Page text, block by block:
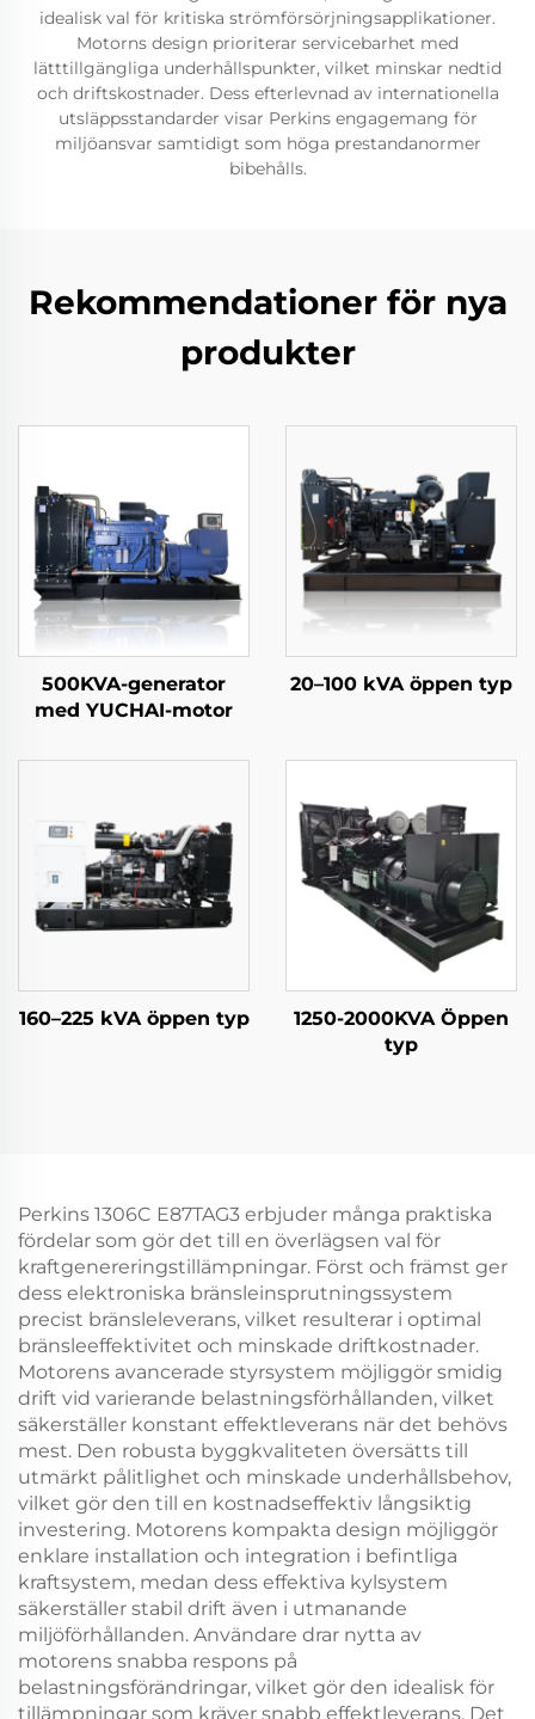
idealisk val för kritiska strömförsörjningsapplikationer.
Motorns design prioriterar servicebarhet med
lätttillgängliga underhållspunkter, vilket minskar nedtid
och driftskostnader. Dess efterlevnad av internationella
utsläppsstandarder visar Perkins engagemang för
miljöansvar samtidigt som höga prestandanormer
bibehålls.
Rekommendationer för nya
produkter
500KVA-generator
med YUCHAI-motor
20–100 kVA öppen typ
160–225 kVA öppen typ
1250-2000KVA Öppen
typ
Perkins 1306C E87TAG3 erbjuder många praktiska
fördelar som gör det till en överlägsen val för
kraftgenereringstillämpningar. Först och främst ger
dess elektroniska bränsleinsprutningssystem
precist bränsleleverans, vilket resulterar i optimal
bränsleeffektivitet och minskade driftkostnader.
Motorens avancerade styrsystem möjliggör smidig
drift vid varierande belastningsförhållanden, vilket
säkerställer konstant effektleverans när det behövs
mest. Den robusta byggkvaliteten översätts till
utmärkt pålitlighet och minskade underhållsbehov,
vilket gör den till en kostnadseffektiv långsiktig
investering. Motorens kompakta design möjliggör
enklare installation och integration i befintliga
kraftsystem, medan dess effektiva kylsystem
säkerställer stabil drift även i utmanande
miljöförhållanden. Användare drar nytta av
motorens snabba respons på
belastningsförändringar, vilket gör den idealisk för
tillämpningar som kräver snabb effektleverans. Det